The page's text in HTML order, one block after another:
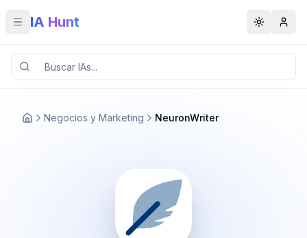
Toggle menu
IA Hunt Toggle
Negocios y Marketing NeuronWriter